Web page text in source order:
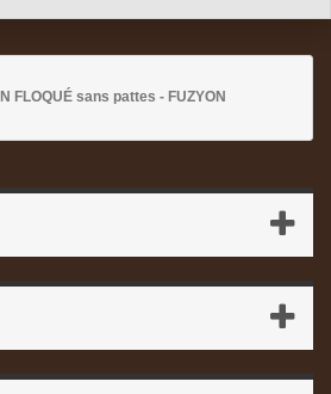
FLOQUÉ sans pattes - FUZYON